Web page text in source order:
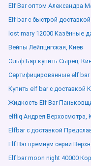
Elf Bar оптом Александра
Elf bar с быстрой
lost mary 12000 Казённые
Вейпы Лейпцигская, Киев
Эльф Бар купить Сырец,
Сертифицированные elf
Купить elf bar с доставкой
Жидкость Elf Bar
elfliq Андрея Верхосмотра,
Elfbar с доставкой
Elf Bar премиум серии
Elf bar moon night 40000